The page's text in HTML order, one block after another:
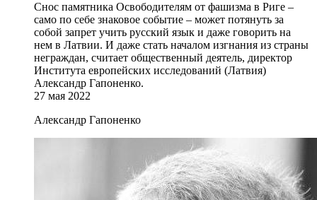
Снос памятника Освободителям от фашизма в Риге –
само по себе знаковое событие – может потянуть за
собой запрет учить русский язык и даже говорить на
нем в Латвии. И даже стать началом изгнания из страны
неграждан, считает общественный деятель, директор
Института европейских исследований (Латвия)
Александр Гапоненко.
27 мая 2022
Александр Гапоненко